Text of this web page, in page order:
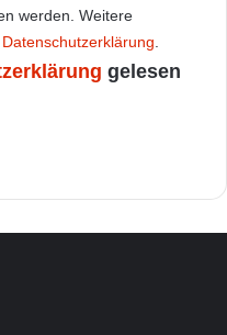
werden. Weitere
Datenschutzerklärung.
gelesen